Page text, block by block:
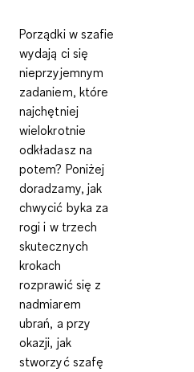
Porządki w szafie
wydają ci się
nieprzyjemnym
zadaniem, które
najchętniej
wielokrotnie
odkładasz na
potem? Poniżej
doradzamy, jak
chwycić byka za
rogi i w trzech
skutecznych
krokach
rozprawić się z
nadmiarem
ubrań, a przy
okazji, jak
stworzyć szafę